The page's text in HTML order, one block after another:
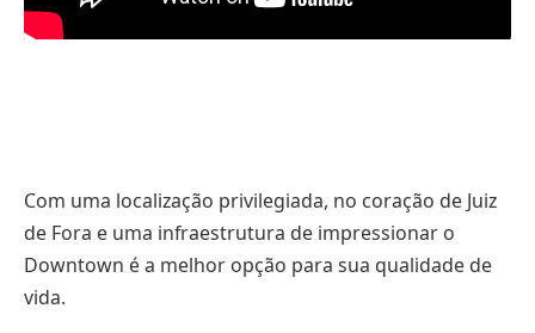
Com uma localização privilegiada, no coração de Juiz
de Fora e uma infraestrutura de impressionar o
Downtown é a melhor opção para sua qualidade de
vida.